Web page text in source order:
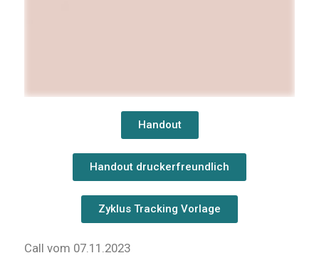
Handout
Handout druckerfreundlich
Zyklus Tracking Vorlage
Call vom 07.11.2023